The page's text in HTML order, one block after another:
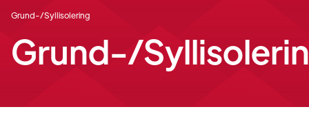
Grund-/Syllisolering
Grund-/